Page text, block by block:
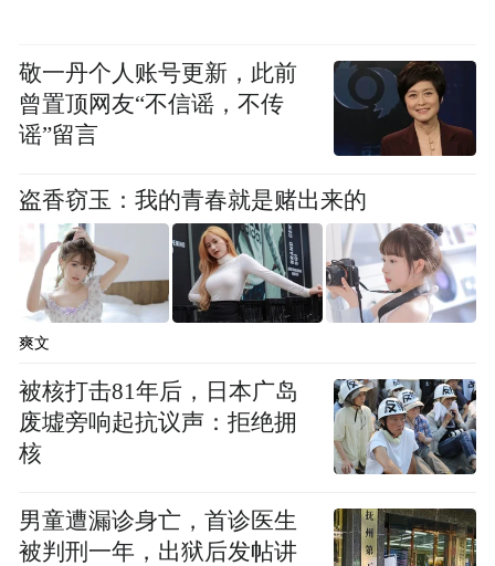
巴列维国王一家（来源：farahpahlavi.org）
伊朗长期是一个农业化国家，进入70年代以
后，伴随着石油美元的大量积累，全面亲西
方化的巴列维决定效仿西方工业化的思路，
使伊朗迅速跨入现代化工业强国的行列。在
第三个七年计划内，与日本合营的沙赫尔石
油化工联合企业、购买自西德的二座原子能
电站等工业设施纷纷拔地而起。1960年至
1975年，伊朗国内生产总值年增长率达到
敬一丹个人账号更新，此前
曾置顶网友“不信谣，不传
谣”留言
盗香窃玉：我的青春就是赌出来的
爽文
被核打击81年后，日本广岛
废墟旁响起抗议声：拒绝拥
核
男童遭漏诊身亡，首诊医生
被判刑一年，出狱后发帖讲